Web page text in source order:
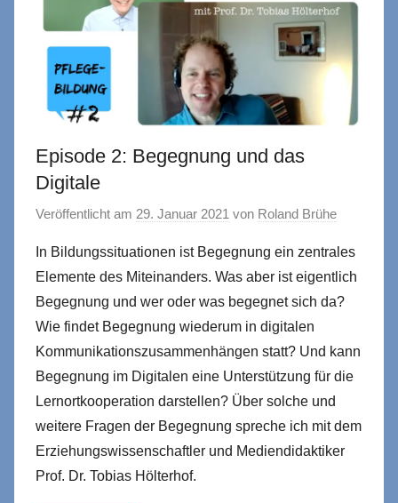
Episode 2: Begegnung und das
Digitale
Veröffentlicht am 29. Januar 2021 von Roland Brühe
In Bildungssituationen ist Begegnung ein zentrales
Elemente des Miteinanders. Was aber ist eigentlich
Begegnung und wer oder was begegnet sich da?
Wie findet Begegnung wiederum in digitalen
Kommunikationszusammenhängen statt? Und kann
Begegnung im Digitalen eine Unterstützung für die
Lernortkooperation darstellen? Über solche und
weitere Fragen der Begegnung spreche ich mit dem
Erziehungswissenschaftler und Mediendidaktiker
Prof. Dr. Tobias Hölterhof.